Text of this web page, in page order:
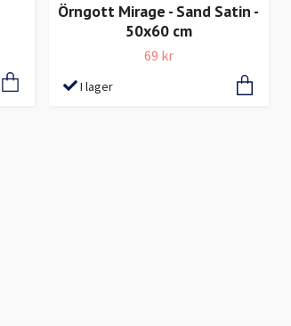
Örngott Mirage - Sand Satin -
50x60 cm
69 kr
I lager